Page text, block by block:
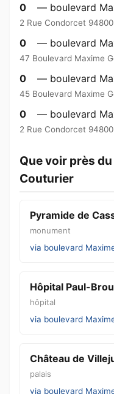
0 — boulevard
2 Rue Condorcet
0 — boulevard
47 Boulevard Maxime
0 — boulevard
45 Boulevard Maxime
0 — boulevard
2 Rue Condorcet
Que voir près
Couturier
Pyramide de
monument
via boulevard
Hôpital Paul-
hôpital
via boulevard
Château de
palais
via boulevard